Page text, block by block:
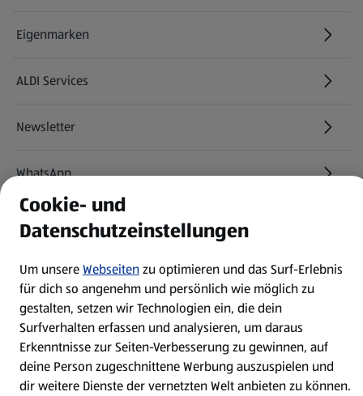
Eigenmarken
ALDI Services
Newsletter
WhatsApp
Über ALDI SÜD
Filialen
E-Ladestationen
Nachhaltigkeit
Cookie- und
Datenschutzeinstellungen
Um unsereWebseitenzu optimieren und das Surf-Erlebnis
für dich so angenehm und persönlich wie möglich zu
gestalten, setzen wir Technologien ein, die dein
Surfverhalten erfassen und analysieren, um daraus
Erkenntnisse zur Seiten-Verbesserung zu gewinnen, auf
deine Person zugeschnittene Werbung auszuspielen und
dir weitere Dienste der vernetzten Welt anbieten zu können.